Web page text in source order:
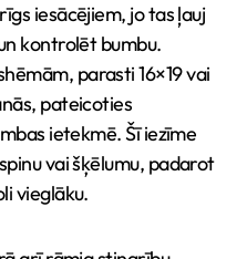
iesācējiem, jo tas ļauj
kontrolēt bumbu.
parasti 16×19 vai
pateicoties
ietekmē. Šī iezīme
vai šķēlumu, padarot
vieglāku.